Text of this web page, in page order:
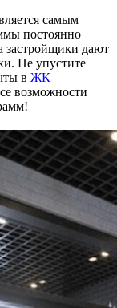
самым
постоянно
застройщики дают
Не упустите
в ЖК
возможности